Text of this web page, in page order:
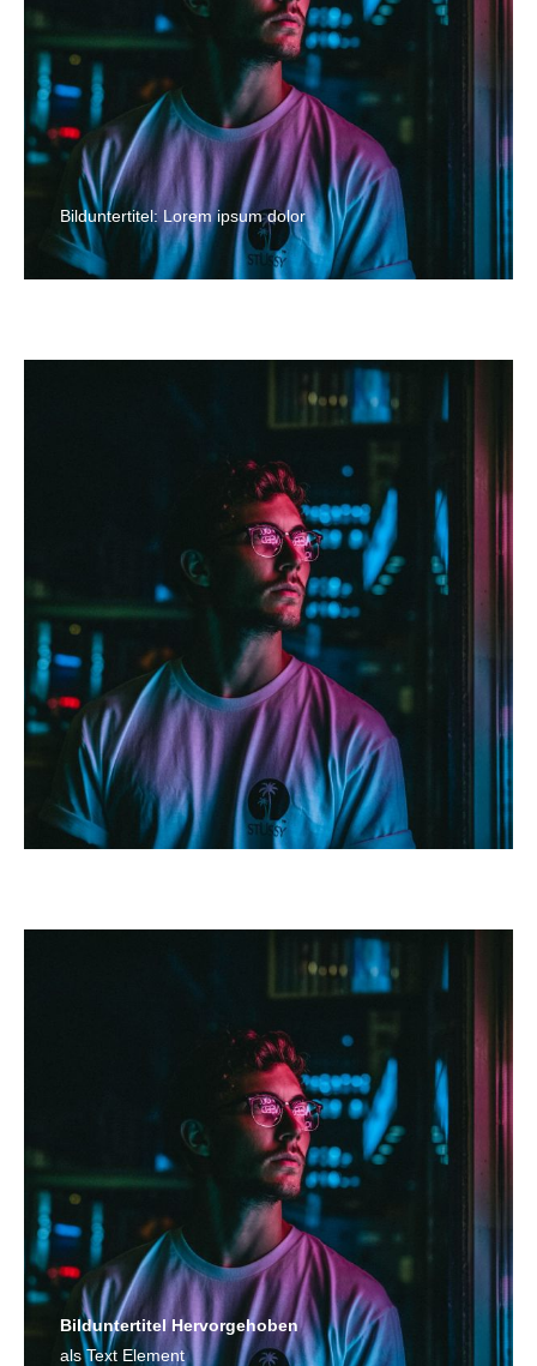
Bilduntertitel: Lorem ipsum dolor
Bild­unter­titel Hervorgehoben
als Text Element